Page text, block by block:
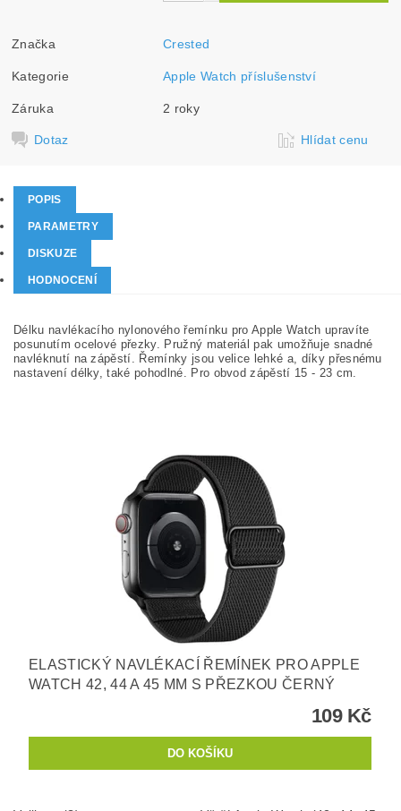
Značka Crested
Kategorie Apple Watch příslušenství
Záruka 2 roky
Dotaz Hlídat cenu
POPIS
PARAMETRY
DISKUZE
HODNOCENÍ
Délku navlékacího nylonového řemínku pro Apple Watch upravíte
posunutím ocelové přezky. Pružný materiál pak umožňuje snadné
navléknutí na zápěstí. Řemínky jsou velice lehké a, díky přesnému
nastavení délky, také pohodlné. Pro obvod zápěstí 15 - 23 cm.
ELASTICKÝ NAVLÉKACÍ ŘEMÍNEK PRO APPLE
WATCH 42, 44 A 45 MM S PŘEZKOU ČERNÝ
109 Kč